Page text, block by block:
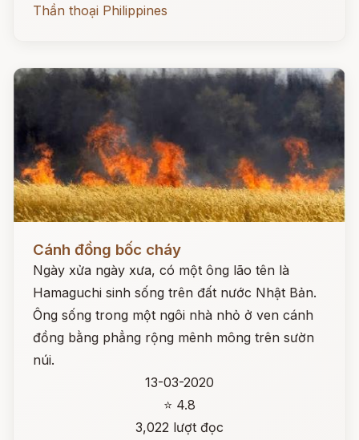
Thần thoại Philippines
Cánh đồng bốc cháy
Ngày xửa ngày xưa, có một ông lão tên là
Hamaguchi sinh sống trên đất nước Nhật Bản.
Ông sống trong một ngôi nhà nhỏ ở ven cánh
đồng bằng phẳng rộng mênh mông trên sườn
núi.
13-03-2020
⭐ 4.8
3,022 lượt đọc